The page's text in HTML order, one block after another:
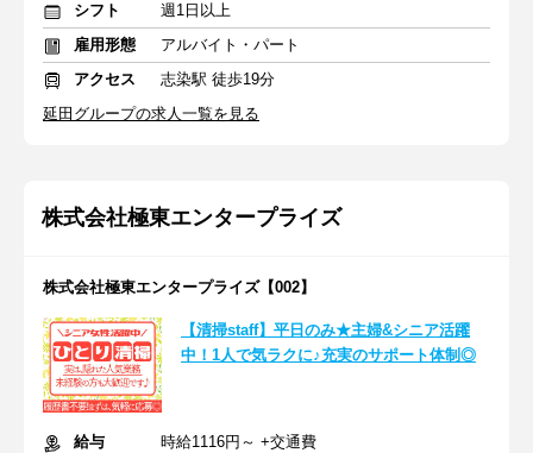
シフト
週1日以上
雇用形態
アルバイト・パート
アクセス
志染駅 徒歩19分
延田グループの求人一覧を見る
株式会社極東エンタープライズ
株式会社極東エンタープライズ【002】
【清掃staff】平日のみ★主婦&シニア活躍
中！1人で気ラクに♪充実のサポート体制◎
給与 時給1116円～ +交通費